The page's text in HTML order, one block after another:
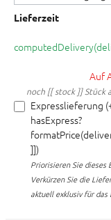
Lieferzeit
Auf
noch [[ stock ]] Stück
Expresslieferung
hasExpress?
]])
Priorisieren Sie dieses
Verkürzen Sie die
aktuell exklusiv für